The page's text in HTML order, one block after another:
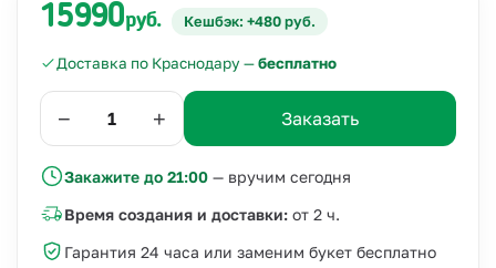
15990руб. Кешбэк: +480 руб.
Доставка по Краснодару —бесплатно
− + Заказать
Закажите до 21:00 — вручим сегодня
Время создания и доставки: от 2 ч.
Гарантия 24 часа или заменим букет бесплатно